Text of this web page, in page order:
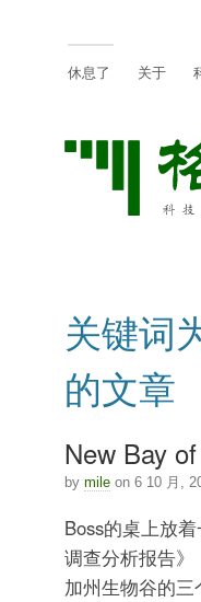
休息了 关于
关键词
的文章
New Bay
by mileon 6 10 月,
Boss的桌上放
调查分析报告
加州生物谷的